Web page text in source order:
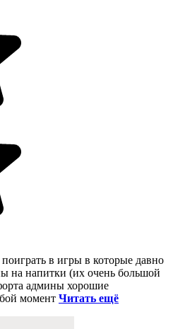
в игры в которые давно
на напитки (их очень большой
админы хорошие
момент Читать ещё